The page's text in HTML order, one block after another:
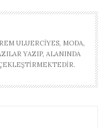
ULUERCIYES, MODA,
YAZIP, ALANINDA